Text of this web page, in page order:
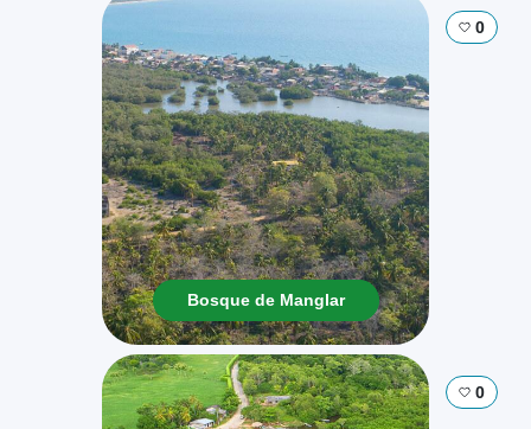
0
Bosque de Manglar
0